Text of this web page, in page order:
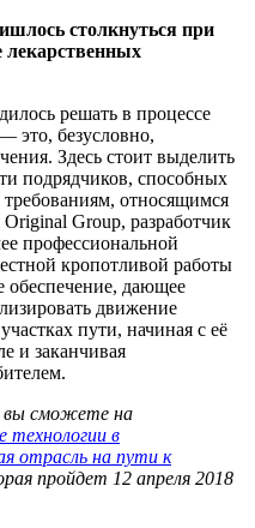
столкнуться при
лекарственных
решать в процессе
это, безусловно,
Здесь стоит выделить
подрядчиков, способных
относящимся
Group, разработчик
профессиональной
кропотливой работы
обеспечение, дающее
движение
пути, начиная с её
и заканчивая
вы сможете на
технологии в
отрасль на пути к
пройдет 12 апреля 2018